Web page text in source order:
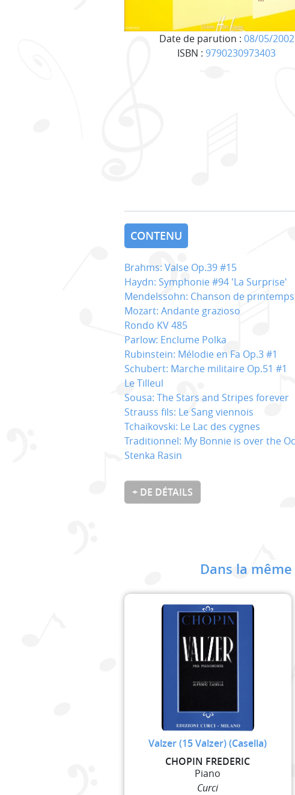
Date de parution : 08/05/2002
ISBN : 9790230973403
CONTENU
Brahms: Valse Op.39 #15
Haydn: Symphonie #94 'La Surprise'
Mendelssohn: Chanson de printemps
Mozart: Andante grazioso
Rondo KV 485
Parlow: Enclume Polka
Rubinstein: Mélodie en Fa Op.3 #1
Schubert: Marche militaire Op.51 #1
Le Tilleul
Sousa: The Stars and Stripes forever
Strauss fils: Le Sang viennois
Tchaïkovski: Le Lac des cygnes
Traditionnel: My Bonnie is over the
Stenka Rasin
+ DE DÉTAILS
Dans la
Valzer (15 Valzer) (Casella)
CHOPIN FREDERIC
Piano
Curci